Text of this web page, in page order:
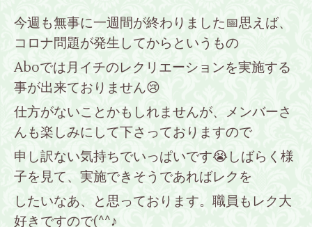
今週も無事に一週間が終わりました📅思えば、
コロナ問題が発生してからというもの
Aboでは月イチのレクリエーションを実施する
事が出来ておりません😢
仕方がないことかもしれませんが、メンバーさ
んも楽しみにして下さっておりますので
申し訳ない気持ちでいっぱいです😭しばらく様
子を見て、実施できそうであればレクを
したいなあ、と思っております。職員もレク大
好きですので(^^♪